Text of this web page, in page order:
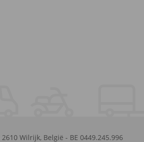
2610 Wilrijk, België - BE 0449.245.996